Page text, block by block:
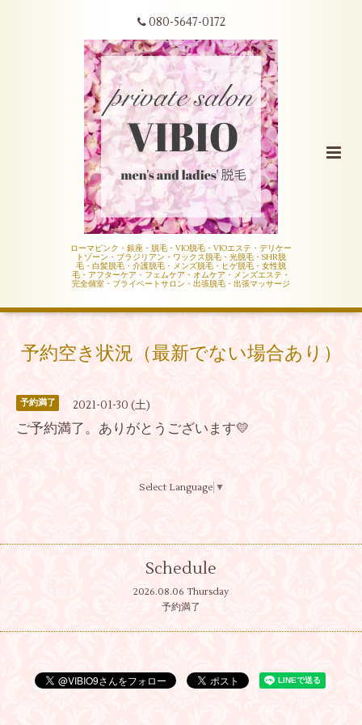
080-5647-0172
ローマピンク・銀座・脱毛・VIO脱毛・VIOエステ・デリケー
トゾーン・ブラジリアン・ワックス脱毛・光脱毛・SHR脱
毛・白髪脱毛・介護脱毛・メンズ脱毛・ヒゲ脱毛・女性脱
毛・アフターケア・フェムケア・オムケア・メンズエステ・
完全個室・プライベートサロン・出張脱毛・出張マッサージ
予約空き状況（最新でない場合あり）
予約満了 2021-01-30 (土)
ご予約満了。ありがとうございます💛
Select Language ▼
Schedule
2026.08.06 Thursday
予約満了